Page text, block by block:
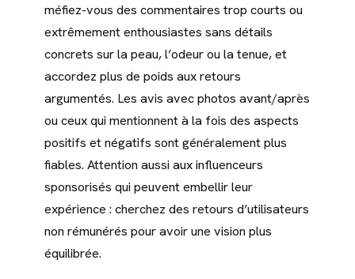
méfiez-vous des commentaires trop courts ou
extrêmement enthousiastes sans détails
concrets sur la peau, l’odeur ou la tenue, et
accordez plus de poids aux retours
argumentés. Les avis avec photos avant/après
ou ceux qui mentionnent à la fois des aspects
positifs et négatifs sont généralement plus
fiables. Attention aussi aux influenceurs
sponsorisés qui peuvent embellir leur
expérience : cherchez des retours d’utilisateurs
non rémunérés pour avoir une vision plus
équilibrée.